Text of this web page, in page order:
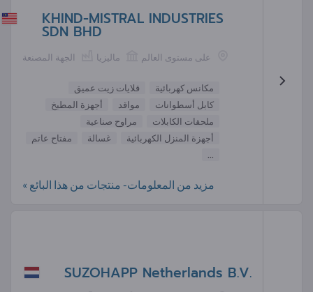
KHIND-MISTRAL INDUSTRIES
SDN BHD
الجهة المصنعة ماليزيا على مستوى العالم
مكانس كهربائية
قلايات زيت عميق
كابل أسطوانات
مواقد
أجهزة المطبخ
ملحقات الكابلات
مراوح صناعية
أجهزة المنزل الكهربائية
غسالة
مفتاح عاتم
...
مزيد من المعلومات- منتجات من هذا البائع »
SUZOHAPP Netherlands B.V.